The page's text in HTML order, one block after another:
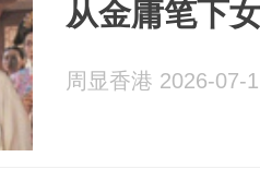
从金庸笔下
周显香港 2026-07-